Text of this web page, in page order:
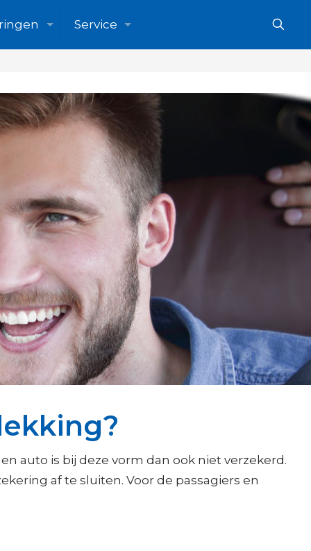
Service
auto is bij deze vorm dan ook niet verzekerd.
af te sluiten. Voor de passagiers en